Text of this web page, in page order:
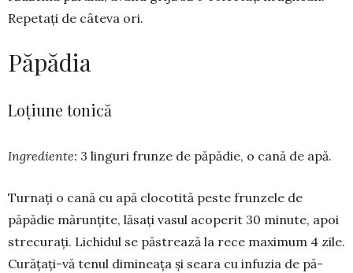
Repetaţi de câteva ori.
Păpădia
Loțiune tonică
Ingrediente: 3 linguri frunze de păpădie, o cană de apă.
Turnați o cană cu apă clocotită peste frunzele de
păpădie mărunțite, lăsați vasul acoperit 30 minute, apoi
strecurați. Lichidul se păstrează la rece maximum 4 zile.
Curățați-vă te­nul dimineața și seara cu infuzia de pă­